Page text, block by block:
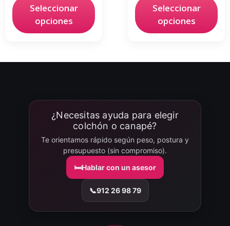
Seleccionar
opciones
Seleccionar
opciones
¿Necesitas ayuda para elegir
colchón o canapé?
Te orientamos rápido según peso, postura y
presupuesto (sin compromiso).
🛏️Hablar con un asesor
📞912 26 98 79